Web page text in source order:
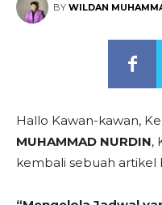
BY WILDAN
Hallo Kawan-kawan,
MUHAMMAD NURDIN,
kembali sebuah artikel